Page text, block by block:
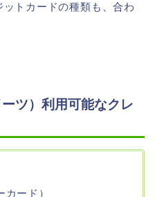
トカードの種類も、合わ
ツ）利用可能なクレ
ード）